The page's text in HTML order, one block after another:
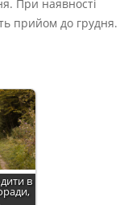
При наявності
прийом до грудня.
в